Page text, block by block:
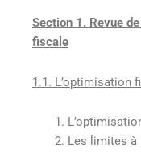
Section 1. Revue
fiscale
1.1. L’optimisation
Les limites à